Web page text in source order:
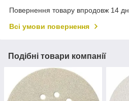
Повернення товару впродовж 14
Всі умови повернення
Подібні товари компанії